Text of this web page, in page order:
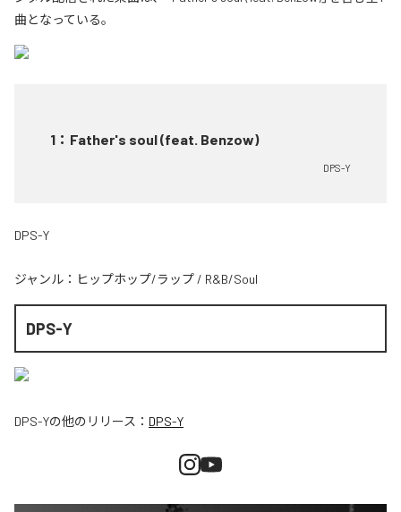
曲となっている。
1 ： Father's soul (feat. Benzow)
DPS-Y
DPS-Y
ジャンル： ヒップホップ/ラップ / R&B/Soul
DPS-Y
DPS-Yの他のリリース： DPS-Y